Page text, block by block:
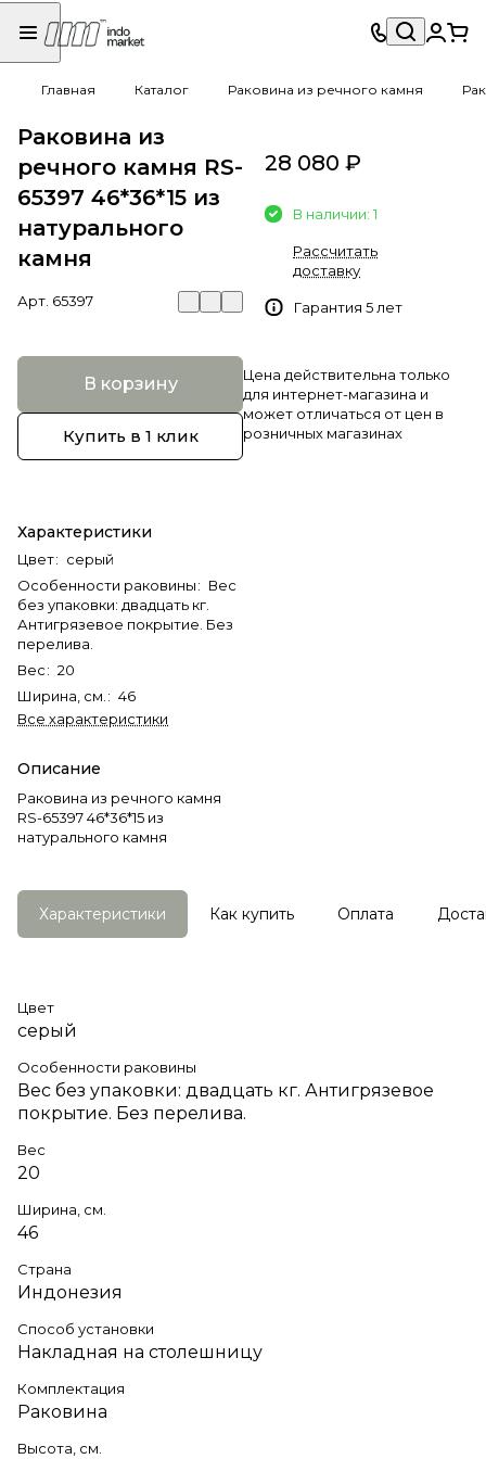
Главная Каталог Раковина из речного камня
Раковина из
речного камня RS-
65397 46*36*15 из
натурального
камня
Арт. 65397
В корзину
Купить в 1 клик
Характеристики
Цвет: серый
Особенности раковины: Вес
без упаковки: двадцать кг.
Антигрязевое покрытие. Без
перелива.
Вес: 20
Ширина, см. : 46
Все характеристики
Описание
Раковина из речного камня
RS-65397 46*36*15 из
натурального камня
28 080 ₽
В наличии: 1
Рассчитать
доставку
Гарантия 5 лет
Цена действительна только
для интернет-магазина и
может отличаться от цен в
розничных магазинах
Характеристики Как купить Оплата
Цвет
серый
Особенности раковины
Вес без упаковки: двадцать кг. Антигрязевое
покрытие. Без перелива.
Вес
20
Ширина, см.
46
Страна
Индонезия
Способ установки
Накладная на столешницу
Комплектация
Раковина
Высота, см.